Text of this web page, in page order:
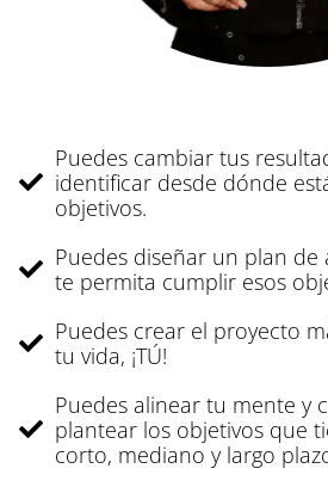
Puedes cambiar tus
identificar desde dónde
objetivos.
Puedes diseñar un plan de
te permita cumplir esos
Puedes crear el proyecto
tu vida, ¡TÚ!
Puedes alinear tu mente y
plantear los objetivos que
corto, mediano y largo